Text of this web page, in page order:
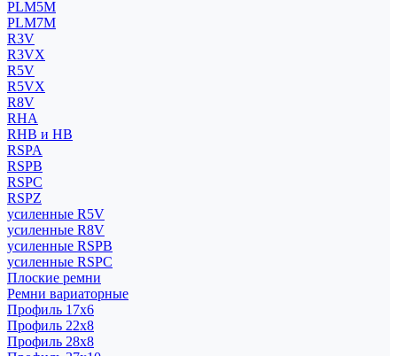
PLM5M
PLM7M
R3V
R3VX
R5V
R5VX
R8V
RHA
RHB и HB
RSPA
RSPB
RSPC
RSPZ
усиленные R5V
усиленные R8V
усиленные RSPB
усиленные RSPC
Плоские ремни
Ремни вариаторные
Профиль 17x6
Профиль 22x8
Профиль 28x8